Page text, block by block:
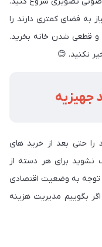
به فضای کمتری دارند را
و قطعی شدن خانه بخرید.
نکنید. 😊
جهیزیه
را حتی بعد از خرید های
نشوید برای هر دسته از
به وضعیت اقتصادی
بگوییم مدیریت هزینه